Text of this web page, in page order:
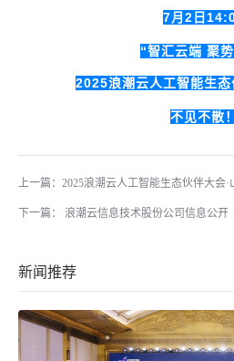
7月2日
“智汇云端 聚
2025浪潮云人工智能生态
不见不散！
上一篇：2025浪潮云人工智能生态伙伴大会
下一篇： 浪潮云信息技术股份公司信息公开
新闻推荐